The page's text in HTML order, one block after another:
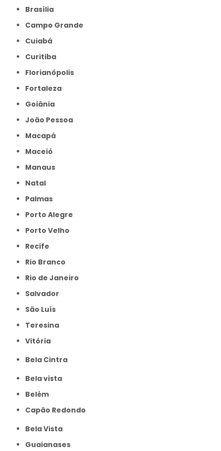
Brasília
Campo Grande
Cuiabá
Curitiba
Florianópolis
Fortaleza
Goiânia
João Pessoa
Macapá
Maceió
Manaus
Natal
Palmas
Porto Alegre
Porto Velho
Recife
Rio Branco
Rio de Janeiro
Salvador
São Luís
Teresina
Vitória
Bela Cintra
Bela vista
Belém
Capão Redondo
Bela Vista
Guaianases